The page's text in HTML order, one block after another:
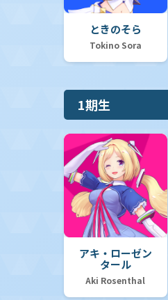
ときのそら
Tokino Sora
1期生
アキ・ローゼン
タール
Aki Rosenthal